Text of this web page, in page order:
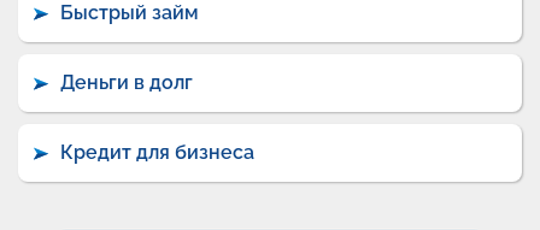
Быстрый займ
Деньги в долг
Кредит для бизнеса